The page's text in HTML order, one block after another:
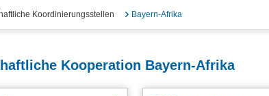
Koordinierungsstellen Bayern-Afrika
Kooperation Bayern-Afrika